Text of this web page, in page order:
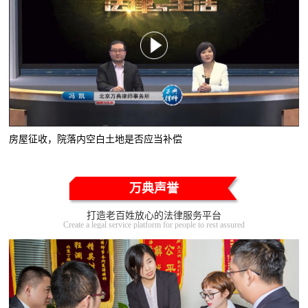
房屋征收，院落内空白土地是否应当补偿
万典声誉
打造老百姓放心的法律服务平台
Create a legal service platform for people to rest assured